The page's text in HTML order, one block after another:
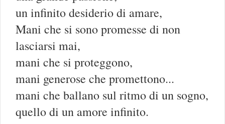
un infinito desiderio di amare,
Mani che si sono promesse di non
lasciarsi mai,
mani che si proteggono,
mani generose che promettono...
mani che ballano sul ritmo di un sogno,
quello di un amore infinito.